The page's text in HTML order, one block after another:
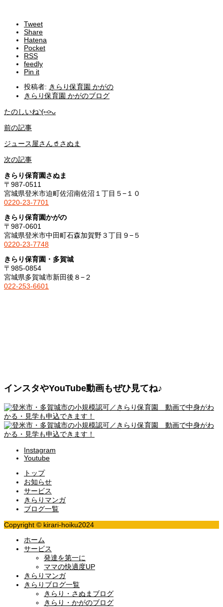
Tweet
Share
Hatena
Pocket
RSS
feedly
Pin it
投稿者: きらり保育園 かがの
きらり保育園 かがのブログ
たのしいね◝(⑅>ᴗ
前の記事
ジュース屋さん🥤さぬま
次の記事
きらり保育園さぬま
〒987-0511
宮城県登米市迫町佐沼南佐沼１丁目５−１０
0220-23-7701
きらり保育園かがの
〒987-0601
宮城県登米市中田町石森加賀野３丁目９−５
0220-23-7748
きらり保育園・多賀城
〒985-0854
宮城県多賀城市新田後８−２
022-253-6601
インスタやYouTube動画もぜひ見てね♪
Instagram
Youtube
トップ
お知らせ
サービス
きらりマンガ
ブログ一覧
Copyright © kirari-hoiku2024
ホーム
サービス
発達を第一に
ママの快適度UP
きらりマンガ
きらりブログ一覧
きらり・さぬまブログ
きらり・かがのブログ